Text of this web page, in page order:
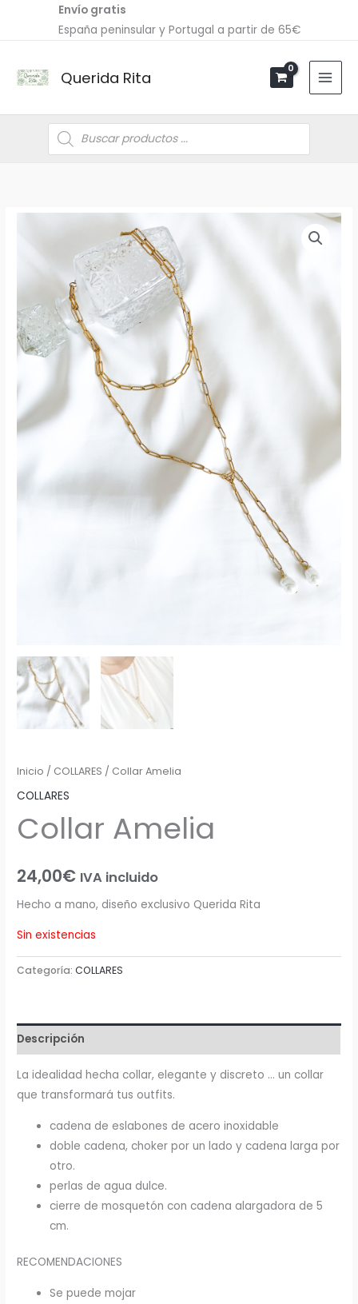
Envío gratis
España peninsular y Portugal a partir de 65€
Querida Rita
Búsqueda
de
productos
Inicio / COLLARES / Collar Amelia
COLLARES
Collar Amelia
24,00€ IVA incluido
Hecho a mano, diseño exclusivo Querida Rita
Sin existencias
Categoría:COLLARES
Descripción
La idealidad hecha collar, elegante y discreto … un collar
que transformará tus outfits.
cadena de eslabones de acero inoxidable
doble cadena, choker por un lado y cadena larga por
otro.
perlas de agua dulce.
cierre de mosquetón con cadena alargadora de 5
cm.
RECOMENDACIONES
Se puede mojar